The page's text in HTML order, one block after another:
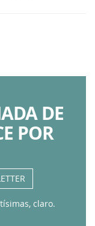
DE
POR
claro.